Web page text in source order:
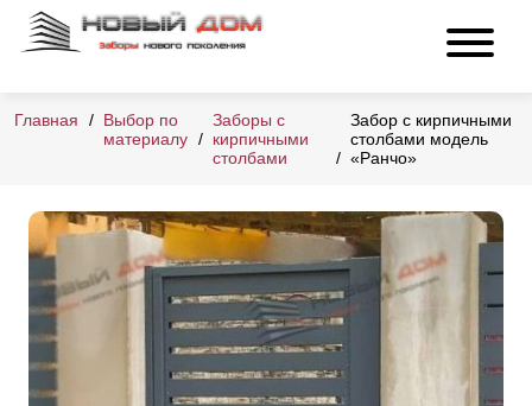
Главная
Выбор по
материалу
Заборы с
кирпичными
столбами
Забор с кирпичными
столбами модель
«Ранчо»